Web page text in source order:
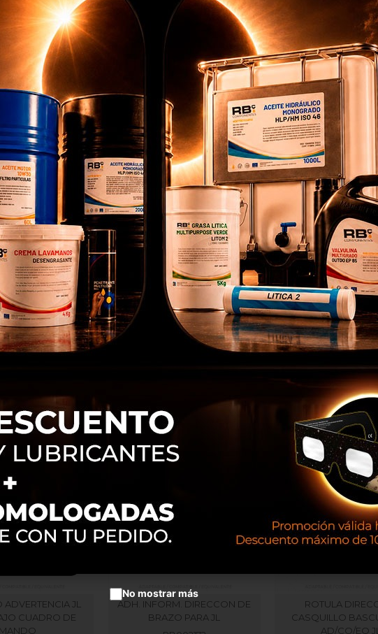
POS. RETORNO
LEVA NEGRA
CELULA DE SOBRECARGA
PARA JL ( SENSOR
SOBREPESO )
RB009016
BISAGRA DE
AGUJEROS
RB008020
EXTRACTOR DE PINS PARA JL
ADH VISOR DE
450AJ SERIE II -
RB002025
JL
CUADRO DE
MANDO
ADH. INFORM. DIRECCON DE
BRAZO PARA JL
ROTULA
CASQUILLO
AD/CO/EQ JL
utilizamos cookies propias y de terceros para
una mejor experiencia de compra, realizar un análisis
que nos sirve para mejorar el servicio y poder ofrecerte los
productos en anuncios publicitarios.
cookies
cookies
No mostrar más